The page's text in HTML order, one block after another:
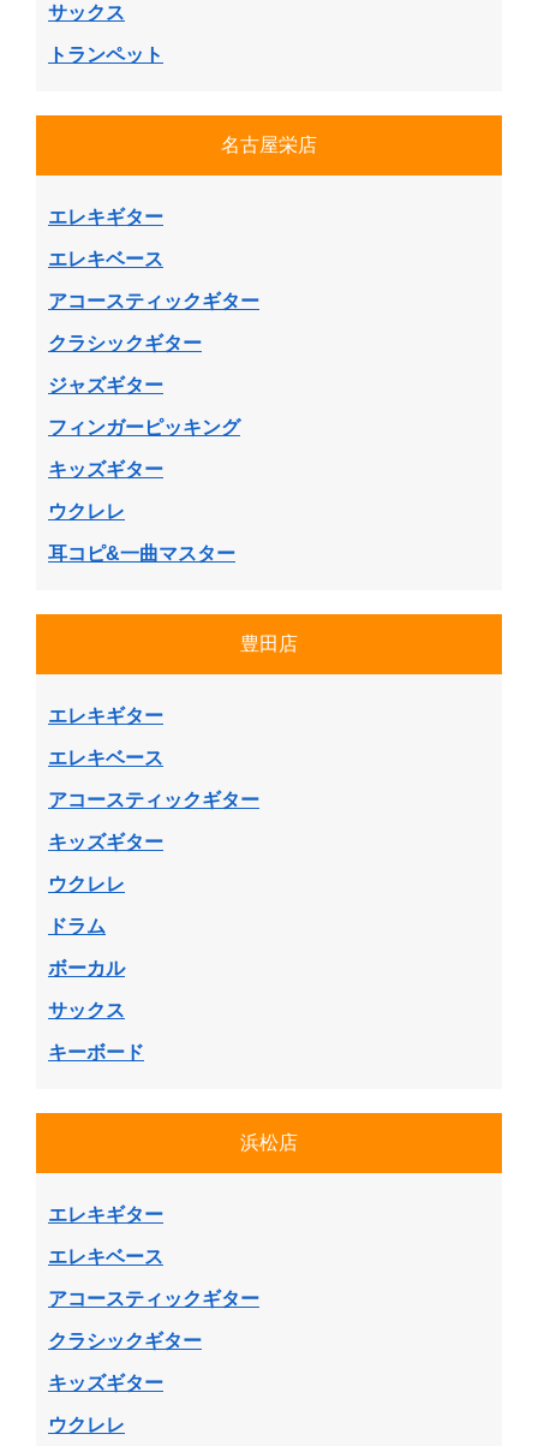
サックス
トランペット
名古屋栄店
エレキギター
エレキベース
アコースティックギター
クラシックギター
ジャズギター
フィンガーピッキング
キッズギター
ウクレレ
耳コピ&一曲マスター
豊田店
エレキギター
エレキベース
アコースティックギター
キッズギター
ウクレレ
ドラム
ボーカル
サックス
キーボード
浜松店
エレキギター
エレキベース
アコースティックギター
クラシックギター
キッズギター
ウクレレ